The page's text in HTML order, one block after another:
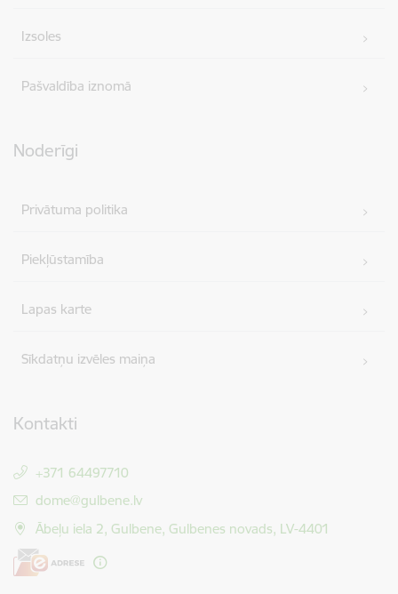
Izsoles
Pašvaldība iznomā
Noderīgi
Privātuma politika
Piekļūstamība
Lapas karte
Sīkdatņu izvēles maiņa
Kontakti
+371 64497710
E-pasts:
dome@gulbene.lv
Ābeļu iela 2, Gulbene, Gulbenes novads, LV-4401